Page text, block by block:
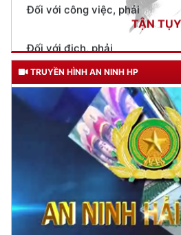
Đối với địch, phải
CƯƠNG QUYẾT,
Trích thư Chủ tịch
gửi Công an
ngày 11 tháng 3
TRUYỀN HÌNH AN NINH HP